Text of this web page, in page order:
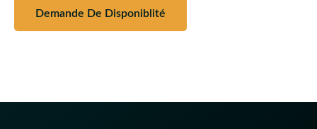
Demande De Disponiblité